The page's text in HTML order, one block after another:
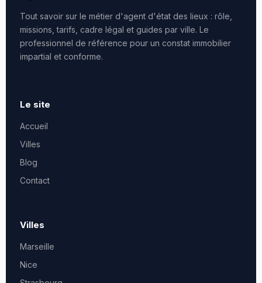
Tout savoir sur le métier d'agent d'état des lieux : rôle,
missions, tarifs, cadre légal et guides par ville. Le
professionnel de référence pour un constat immobilier
impartial et conforme.
Le site
Accueil
Villes
Blog
Contact
Villes
Marseille
Nice